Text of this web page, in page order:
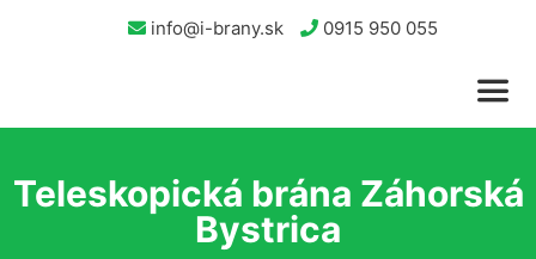
info@i-brany.sk 0915 950 055
Teleskopická brána Záhorská
Bystrica